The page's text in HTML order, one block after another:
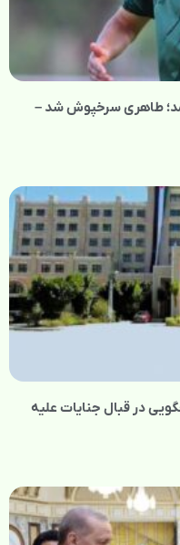
طاهری سرخپوش شد –
در قبال جنایات علیه